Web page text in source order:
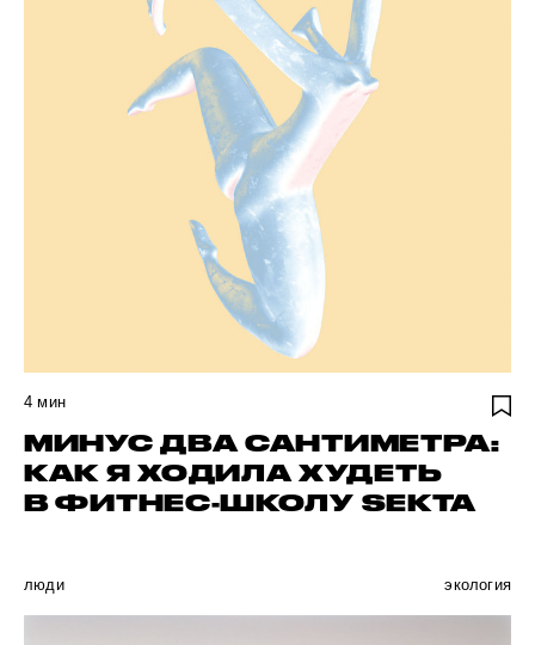
4 мин
МИНУС ДВА САНТИМЕТРА:
КАК Я ХОДИЛА ХУДЕТЬ
В ФИТНЕС-ШКОЛУ SEKTA
люди экология